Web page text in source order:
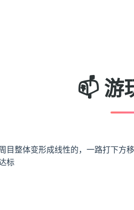
📫 游
目整体变形成线性的，一路打下
标